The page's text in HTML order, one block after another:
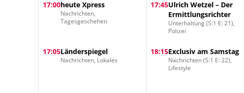
17:00heute Xpress
Nachrichten,
Tagesgeschehen
17:05Länderspiegel
Nachrichten, Lokales
17:45Ulrich Wetzel – Der
Ermittlungsrichter
Unterhaltung (S:1 E: 21),
Polizei
18:15Exclusiv am Samstag
Nachrichten (S:1 E: 22),
Lifestyle